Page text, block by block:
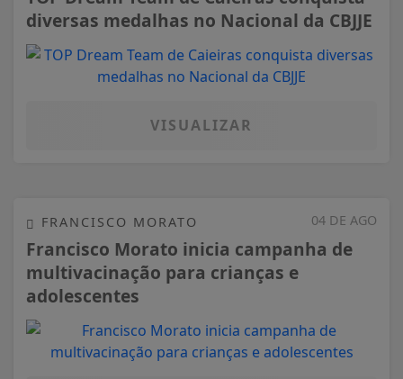
diversas medalhas no Nacional da CBJJE
VISUALIZAR
04 DE AGO
FRANCISCO MORATO
Francisco Morato inicia campanha de
multivacinação para crianças e
adolescentes